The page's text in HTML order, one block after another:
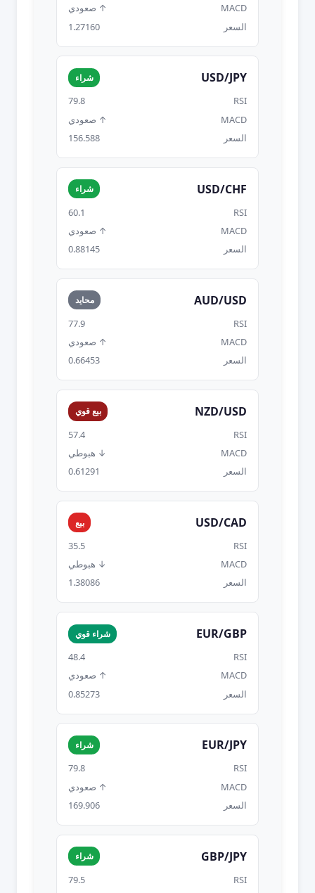
MACD
↑ صعودي
السعر
1.27160
USD/JPY شراء
RSI
79.8
MACD
↑ صعودي
السعر
156.588
USD/CHF شراء
RSI
60.1
MACD
↑ صعودي
السعر
0.88145
AUD/USD محايد
RSI
77.9
MACD
↑ صعودي
السعر
0.66453
NZD/USD بيع قوي
RSI
57.4
MACD
↓ هبوطي
السعر
0.61291
USD/CAD بيع
RSI
35.5
MACD
↓ هبوطي
السعر
1.38086
EUR/GBP شراء قوي
RSI
48.4
MACD
↑ صعودي
السعر
0.85273
EUR/JPY شراء
RSI
79.8
MACD
↑ صعودي
السعر
169.906
GBP/JPY شراء
RSI
79.5